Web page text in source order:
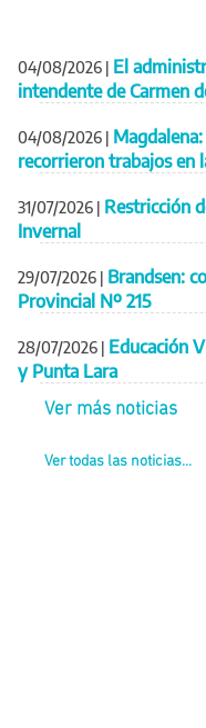
04/08/2026 | El
intendente de Carmen
04/08/2026 |
recorrieron trabajos en
31/07/2026 | Restricción
Invernal
29/07/2026 | Brandsen:
Provincial Nº 215
28/07/2026 | Educación
y Punta Lara
Ver más noticias
Ver todas las noticias...